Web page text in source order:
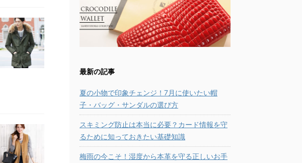
最新の記事
夏の小物で印象チェンジ！7月に使いたい帽
子・バッグ・サンダルの選び方
スキミング防止は本当に必要？カード情報を守
るために知っておきたい基礎知識
梅雨の今こそ！湿度から本革を守る正しいお手